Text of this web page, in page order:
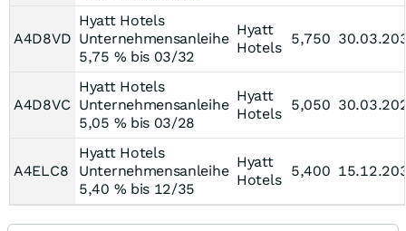
A4D8VD
Hyatt Hotels
Unternehmensanleihe
5,75 % bis 03/32
Hyatt
Hotels
5,750
A4D8VC
Hyatt Hotels
Unternehmensanleihe
5,05 % bis 03/28
Hyatt
Hotels
5,050
A4ELC8
Hyatt Hotels
Unternehmensanleihe
5,40 % bis 12/35
Hyatt
Hotels
5,400